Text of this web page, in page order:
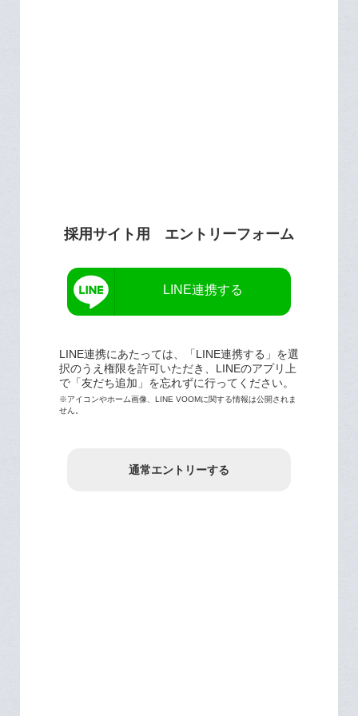
採用サイト用 エントリーフォーム
LINE連携する
LINE連携にあたっては、「LINE連携する」を選
択のうえ権限を許可いただき、LINEのアプリ上
で「友だち追加」を忘れずに行ってください。
※アイコンやホーム画像、LINE VOOMに関する情報は公開されま
せん。
通常エントリーする